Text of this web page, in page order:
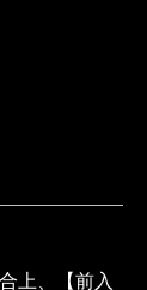
上、【前入